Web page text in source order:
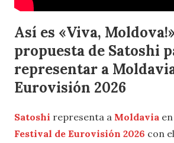
Así es «Viva,
propuesta de Satoshi
representar a
Eurovisión 2026
Satoshi representa a Moldavia
Festival de Eurovisión 2026 con